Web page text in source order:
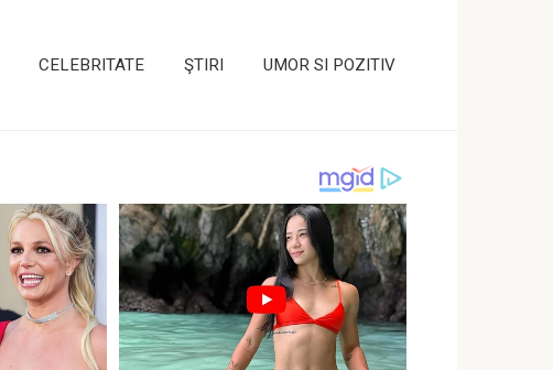
CELEBRITATE ŞTIRI UMOR SI POZITIV